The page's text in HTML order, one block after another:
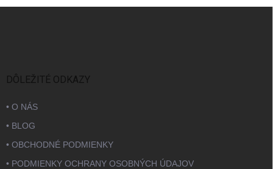
DÔLEŽITÉ ODKAZY
• O NÁS
• BLOG
• OBCHODNÉ PODMIENKY
• PODMIENKY OCHRANY OSOBNÝCH ÚDAJOV